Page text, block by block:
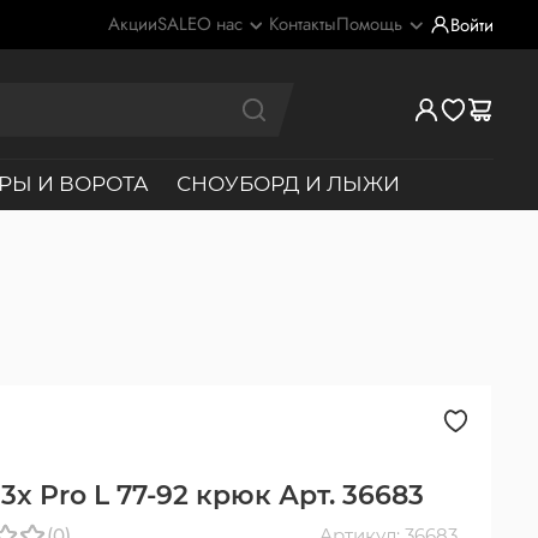
АкцииSALEО нас КонтактыПомощь Войти
И ВОРОТА СНОУБОРД И ЛЫЖИ
Pro L 77-92 крюк Арт. 36683